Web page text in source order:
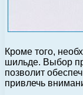
Кроме того,
шильде. Выбор
позволит
привлечь